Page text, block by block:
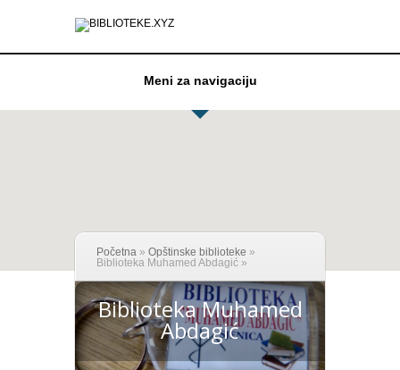
Meni za navigaciju
Početna » Opštinske biblioteke »
Biblioteka Muhamed Abdagić »
Biblioteka Muhamed
Abdagić